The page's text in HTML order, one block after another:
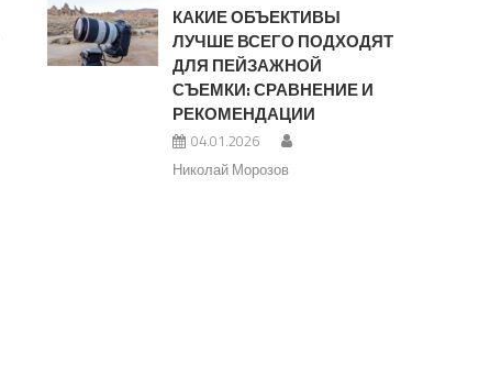
КАКИЕ ОБЪЕКТИВЫ
ЛУЧШЕ ВСЕГО ПОДХОДЯТ
ДЛЯ ПЕЙЗАЖНОЙ
СЪЕМКИ: СРАВНЕНИЕ И
РЕКОМЕНДАЦИИ
04.01.2026
Николай Морозов